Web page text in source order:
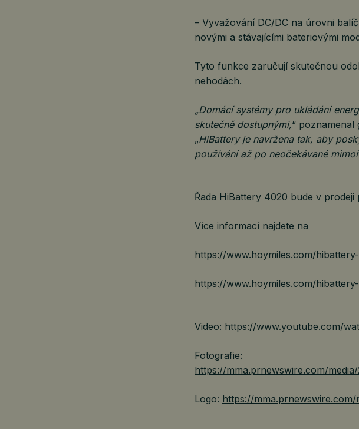
– Vyvažování DC/DC na úrovni
novými a stávajícími bateriovými
Tyto funkce zaručují skutečnou
nehodách.
„Domácí systémy pro ukládání
skutečně dostupnými,“ poznamenal
„HiBattery je navržena tak, aby
používání až po neočekávané
Řada HiBattery 4020 bude v
Více informací najdete na
https://www.hoymiles.com/
https://www.hoymiles.com/
Video: https://www.youtube.com/
Fotografie:
https://mma.prnewswire.com/media/
Logo: https://mma.prnewswire.com/